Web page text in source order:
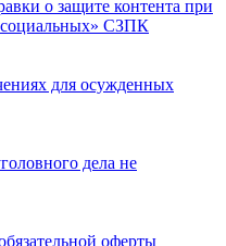
о защите контента при
СЗПК
для осужденных
дела не
оферты